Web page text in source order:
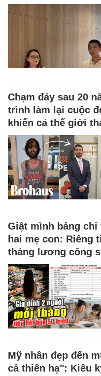
Chạm đáy sau 20
trình làm lại cuộc
khiến cả thế giới
Giật mình bảng chi
hai mẹ con: Riêng
tháng lương công
Mỹ nhân đẹp đến
cả thiên hạ": Kiêu